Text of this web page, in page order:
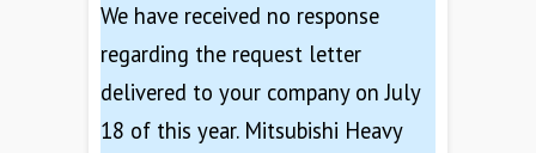
We have received no response
regarding the request letter
delivered to your company on July
18 of this year. Mitsubishi Heavy